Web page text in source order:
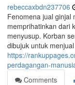
rebeccaxbdn237706
Fenomena jual ginjal
memprihatinkan dari
menyusup. Korban
dibujuk untuk
https://
perdagangan-
Comments